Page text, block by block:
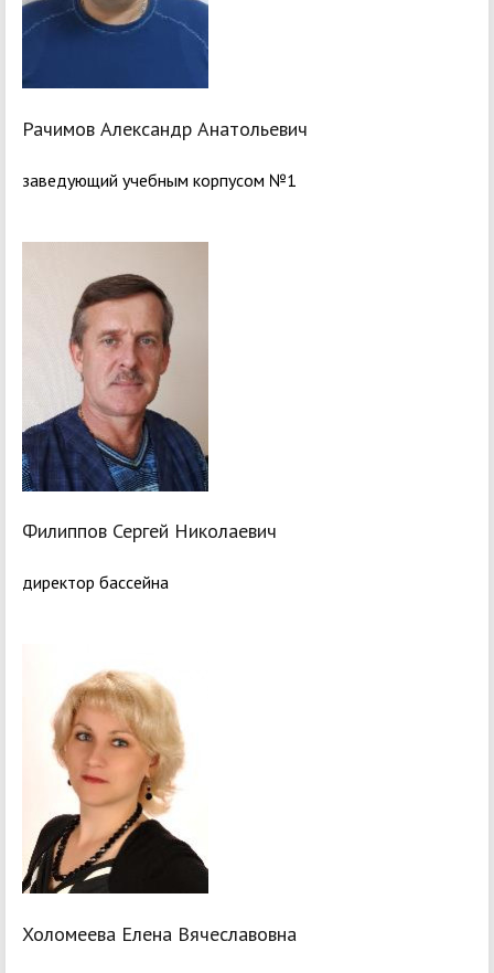
Рачимов Александр Анатольевич
заведующий учебным корпусом №1
Филиппов Сергей Николаевич
директор бассейна
Холомеева Елена Вячеславовна